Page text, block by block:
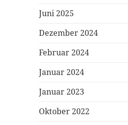
Juni 2025
Dezember 2024
Februar 2024
Januar 2024
Januar 2023
Oktober 2022